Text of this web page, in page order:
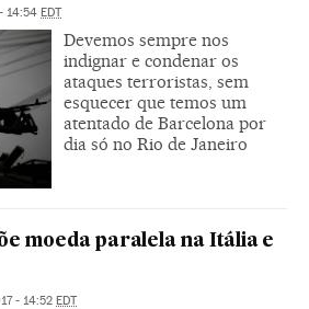
14:54 EDT
Devemos sempre nos
indignar e condenar os
ataques terroristas, sem
esquecer que temos um
atentado de Barcelona por
dia só no Rio de Janeiro
moeda paralela na Itália e
- 14:52 EDT